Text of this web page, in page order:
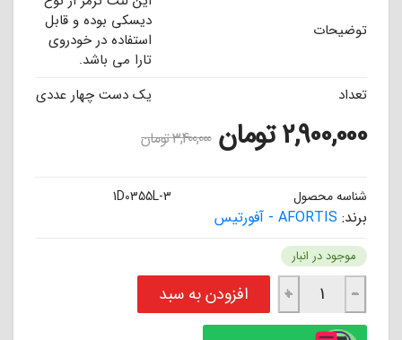
توضیحات
دیسکی بوده و قابل
استفاده در خودروی
تارا می باشد.
تعداد
یک دست چهار عددی
2,900,000تومان 3,400,000تومان
شناسه محصول 1D0355L-3
برند: AFORTIS - آفورتیس
موجود در انبار
لنت ترمز جلو تارا آفورتیس AFORTIS عدد
−
+ افزودن به سبد